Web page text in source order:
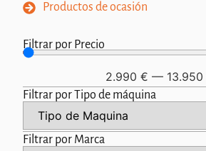
Productos de ocasión
Filtrar por Precio
2.990 € — 13.950
Filtrar por Tipo de máquina
Filtrar por Marca